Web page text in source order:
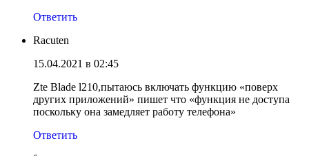
Ответить
Racuten
15.04.2021 в 02:45
Zte Blade l210,пытаюсь включать функцию «поверх
других приложений» пишет что «функция не доступа
поскольку она замедляет работу телефона»
Ответить